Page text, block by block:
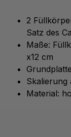
2
Satz des
Maße:
x12 cm
Skalierung
Material: